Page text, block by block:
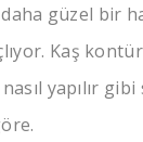
güzel bir
Kaş
yapılır gibi